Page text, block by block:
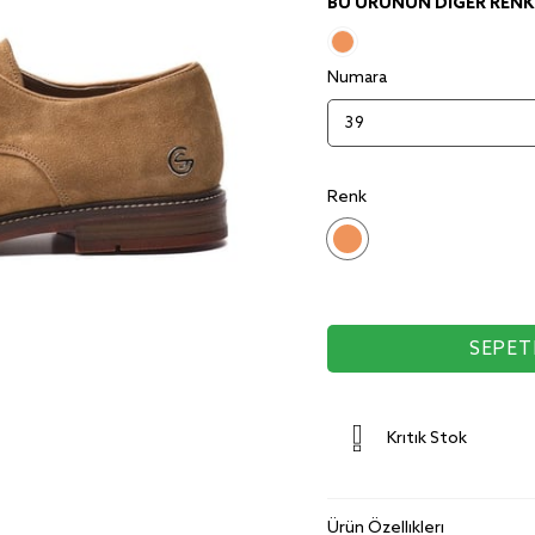
BU ÜRÜNÜN DIĞER
Numara
Renk
Kritik Stok
Ürün Özellikleri